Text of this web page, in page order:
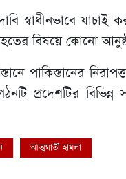
স্বাধীনভাবে যাচাই
বিষয়ে কোনো
পাকিস্তানের
প্রদেশটির
আত্মঘাতী হামলা